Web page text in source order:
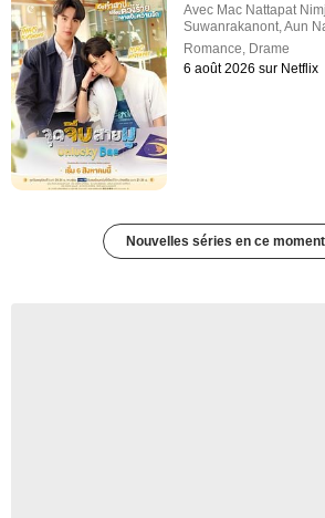
Avec Mac Nattapat
Suwanrakanont,Aun
Romance, Drame
6 août 2026 sur Netflix
Nouvelles séries en ce